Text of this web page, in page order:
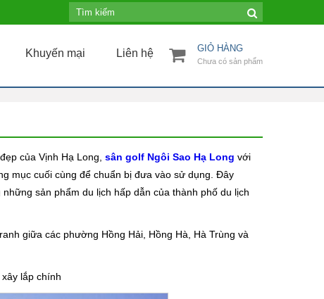
Khuyến mại Liên hệ GIỎ HÀNG
Chưa có sản phẩm
của Vịnh Hạ Long, sân golf Ngôi Sao Hạ Long với
mục cuối cùng để chuẩn bị đưa vào sử dụng. Đây
sản phẩm du lịch hấp dẫn của thành phố du lịch
giữa các phường Hồng Hải, Hồng Hà, Hà Trùng và
lắp chính